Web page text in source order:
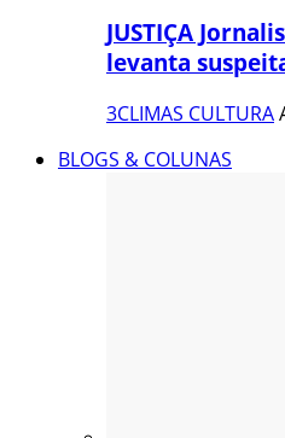
JUSTIÇA
levanta
3CLIMAS CULTURA
BLOGS & COLUNAS